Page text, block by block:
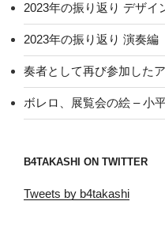
2023年の振り返り デザイ
2023年の振り返り 演奏編
奏者として再び参加した
ボレロ、展覧会の絵 – 小
B4TAKASHI ON TWITTER
Tweets by b4takashi